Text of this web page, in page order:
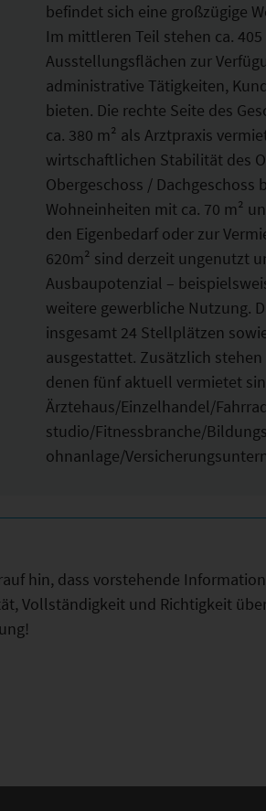
befindet sich eine großzügige
Im mittleren Teil stehen ca.
Ausstellungsflächen zur
administrative Tätigkeiten,
bieten. Die rechte Seite des
ca. 380 m² als Arztpraxis
wirtschaftlichen Stabilität des
Obergeschoss /
Wohneinheiten mit ca. 70 m²
den Eigenbedarf oder zur
620m² sind derzeit ungenutzt
Ausbaupotenzial –
weitere gewerbliche Nutzung.
insgesamt 24 Stellplätzen
ausgestattet. Zusätzlich stehen
denen fünf aktuell vermietet
Ärztehaus/Einzelhandel/
studio/Fitnessbranche/
ohnanlage/
hin, dass vorstehende
Vollständigkeit und Richtigkeit